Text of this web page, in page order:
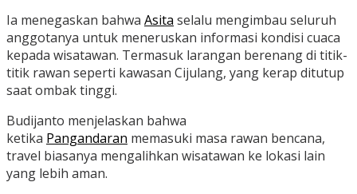
Ia menegaskan bahwa Asita selalu mengimbau seluruh
anggotanya untuk meneruskan informasi kondisi cuaca
kepada wisatawan. Termasuk larangan berenang di titik-
titik rawan seperti kawasan Cijulang, yang kerap ditutup
saat ombak tinggi.
Budijanto menjelaskan bahwa
ketika Pangandaran memasuki masa rawan bencana,
travel biasanya mengalihkan wisatawan ke lokasi lain
yang lebih aman.